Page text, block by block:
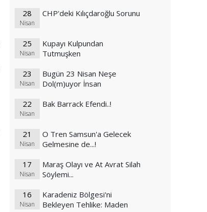
28
Nisan
CHP'deki Kılıçdaroğlu Sorunu
25
Nisan
Kupayı Kulpundan
Tutmuşken
23
Nisan
Bugün 23 Nisan Neşe
Dol(m)uyor İnsan
22
Nisan
Bak Barrack Efendi..!
21
Nisan
O Tren Samsun'a Gelecek
Gelmesine de...!
17
Nisan
Maraş Olayı ve At Avrat Silah
Söylemi...
16
Nisan
Karadeniz Bölgesi'ni
Bekleyen Tehlike: Maden